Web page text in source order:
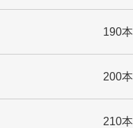
190本
200本
210本